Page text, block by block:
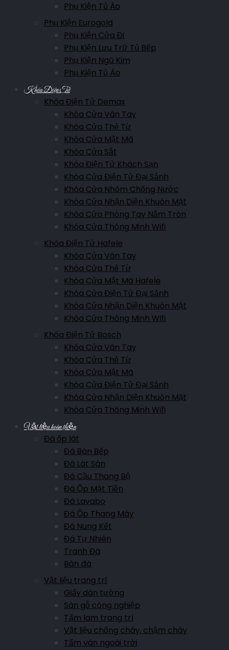
Phụ Kiện Tủ Áo
Phụ Kiện Eurogold
Phụ Kiện Cửa Đi
Phụ Kiện Lưu Trữ Tủ Bếp
Phụ Kiện Ngũ Kim
Phụ Kiện Tủ Áo
Khóa Điện Tử
Khóa Điện Tử Demax
Khóa Cửa Vân Tay
Khóa Cửa Thẻ Từ
Khóa Cửa Mật Mã
Khóa Cửa Sắt
Khóa Điện Tử Khách Sạn
Khóa Cửa Điện Tử Đại Sảnh
Khóa Cửa Nhôm Chống Nước
Khóa Cửa Nhận Diện Khuôn Mặt
Khóa Cửa Phòng Tay Nắm Tròn
Khóa Cửa Thông Minh Wifi
Khóa Điện Tử Hafele
Khóa Cửa Vân Tay
Khóa Cửa Thẻ Từ
Khóa Cửa Mật Mã Hafele
Khóa Cửa Điện Tử Đại Sảnh
Khóa Cửa Nhận Diện Khuôn Mặt
Khóa Cửa Thông Minh Wifi
Khóa Điện Tử Bosch
Khóa Cửa Vân Tay
Khóa Cửa Thẻ Từ
Khóa Cửa Mật Mã
Khóa Cửa Điện Tử Đại Sảnh
Khóa Cửa Nhận Diện Khuôn Mặt
Khóa Cửa Thông Minh Wifi
Vật liệu hoàn thiện
Đá ốp lát
Đá Bàn Bếp
Đá Lát Sàn
Đá Cầu Thang Bộ
Đá Ốp Mặt Tiền
Đá Lavabo
Đá Ốp Thang Máy
Đá Nung Kết
Đá Tự Nhiên
Tranh Đá
Bàn đá
Vật liệu trang trí
Giấy dán tường
Sàn gỗ công nghiệp
Tấm lam trang trí
Vật liệu chống cháy, chậm cháy
Tấm ván ngoài trời